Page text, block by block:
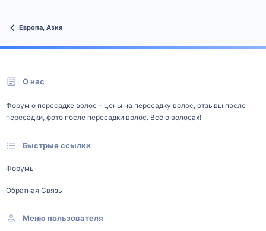
Европа, Азия
О нас
Форум о пересадке волос – цены на пересадку волос, отзывы после
пересадки, фото после пересадки волос. Всё о волосах!
Быстрые ссылки
Форумы
Обратная Связь
Меню пользователя